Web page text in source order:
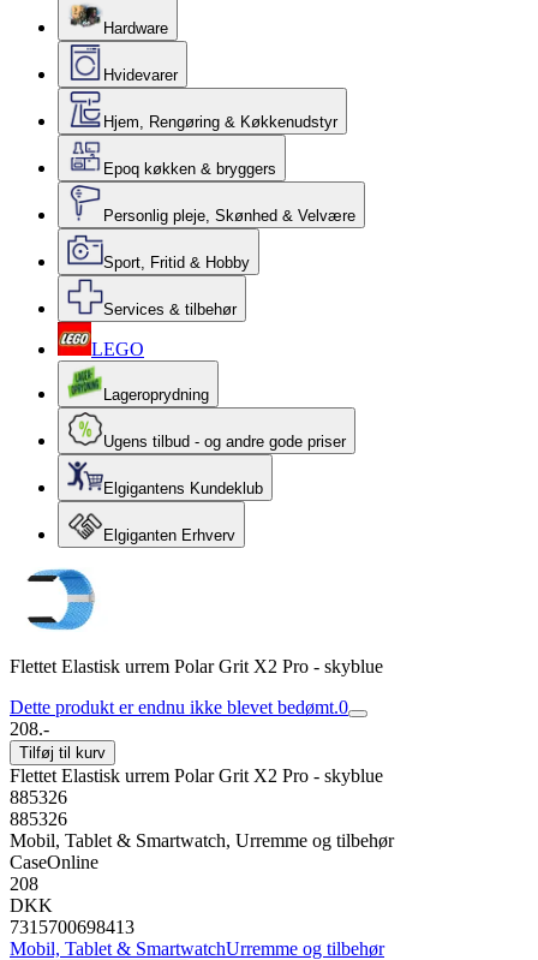
Hardware
Hvidevarer
Hjem, Rengøring & Køkkenudstyr
Epoq køkken & bryggers
Personlig pleje, Skønhed & Velvære
Sport, Fritid & Hobby
Services & tilbehør
LEGO
Lageroprydning
Ugens tilbud - og andre gode priser
Elgigantens Kundeklub
Elgiganten Erhverv
Flettet Elastisk urrem Polar Grit X2 Pro - skyblue
Dette produkt er endnu ikke blevet bedømt.0
208.-
Tilføj til kurv
Flettet Elastisk urrem Polar Grit X2 Pro - skyblue
885326
885326
Mobil, Tablet & Smartwatch, Urremme og tilbehør
CaseOnline
208
DKK
7315700698413
Mobil, Tablet & SmartwatchUrremme og tilbehør